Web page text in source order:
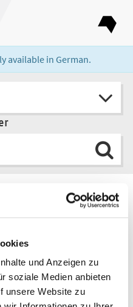
und Anzeigen zu
soziale Medien anbieten
unsere Website zu
available in German.